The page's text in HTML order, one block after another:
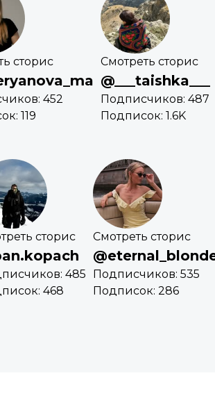
сторис
452
119
Смотреть сторис
@___taishka___
Подписчиков: 487
Подписок: 1.6K
сторис
485
468
Смотреть сторис
Подписчиков: 535
Подписок: 286